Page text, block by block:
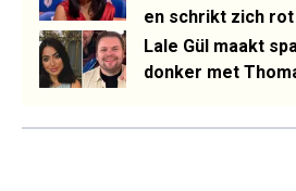
en schrikt zich rot
Lale Gül maakt
donker met